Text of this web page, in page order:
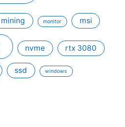
mining monitor msi
nvme rtx 3080
ssd windows